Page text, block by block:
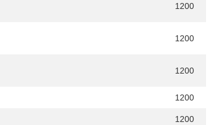
1200
1200
1200
1200
1200